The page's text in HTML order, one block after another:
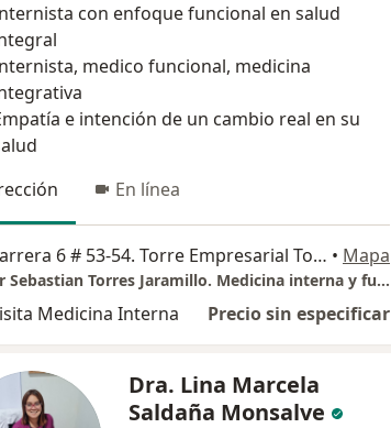
con enfoque funcional en salud
medico funcional, medicina
e intención de un cambio real en su
En línea
Carrera 6 # 53-54. Torre Empresarial Torreon de Santa Monica consultorio 603, Ibagué • Mapa
Dr Sebastian Torres Jaramillo. Medicina interna y funcional
Medicina Interna Precio sin especificar
Dra. Lina Marcela
Saldaña Monsalve